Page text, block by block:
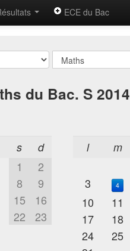
ECE du Bac
du Bac. S 2014
s d
1
2
8
9
15
16
22
23
l m
3
4
10
11
17
18
24
25